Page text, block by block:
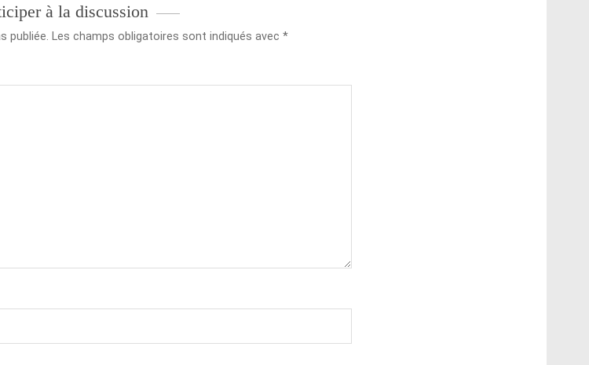
à la discussion
publiée. Les champs obligatoires sont indiqués avec *